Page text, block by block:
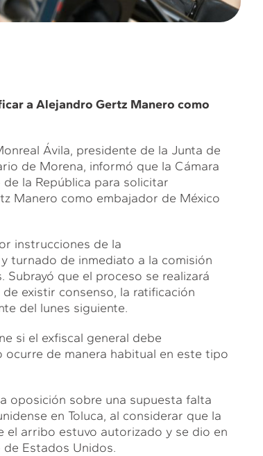
a Alejandro Gertz Manero como
Ávila, presidente de la Junta de
de Morena, informó que la Cámara
la República para solicitar
Manero como embajador de México
instrucciones de la
turnado de inmediato a la comisión
que el proceso se realizará
existir consenso, la ratificación
del lunes siguiente.
si el exfiscal general debe
de manera habitual en este tipo
oposición sobre una supuesta falta
en Toluca, al considerar que la
el arribo estuvo autorizado y se dio en
Estados Unidos.